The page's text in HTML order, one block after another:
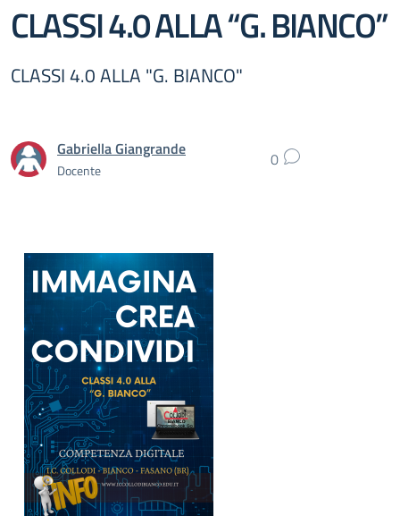
CLASSI 4.0 ALLA “G. BIANCO”
CLASSI 4.0 ALLA "G. BIANCO"
Gabriella Giangrande
Docente 0